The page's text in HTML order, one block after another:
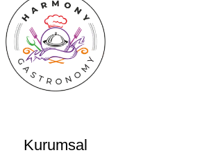
Kurumsal